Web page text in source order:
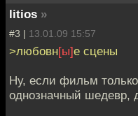
litios »
#3 | 13.01.09 15:57
>любовн[ы]е сцены
Ну, если фильм
однозначный шедевр,